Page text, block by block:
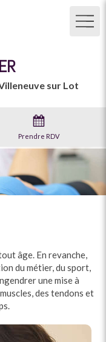
sur Lot
Prendre RDV
âge. En revanche,
du métier, du sport,
une mise à
des tendons et